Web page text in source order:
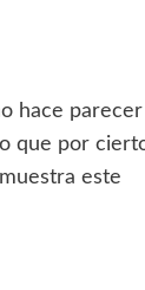
hace parecer
que por
este